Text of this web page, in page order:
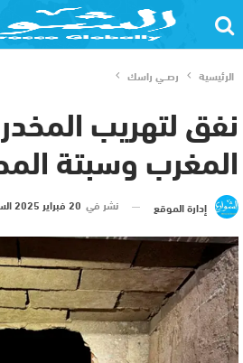
الرئيسية رصــي راسك
نفق لتهريب
المغرب وسبتة
إدارة الموقع نشر في 20 فبراير 2025 الساعة 17 و 17 دقيقة